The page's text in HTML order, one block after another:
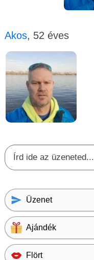
Akos, 52 éves
Üzenet
Ajándék
Flört